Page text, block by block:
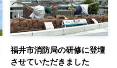
福井市消防局の研修に登壇
させていただきました